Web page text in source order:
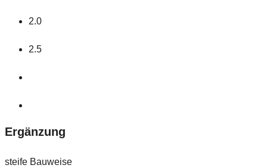
2.0
2.5
Ergänzung
steife Bauweise